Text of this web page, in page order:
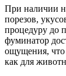
При наличии
порезов,
процедуру до
фуминатор
ощущения, что
как для